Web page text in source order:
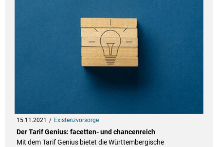
15.11.2021 Existenzvorsorge
Der Tarif Genius: facetten- und chancenreich
Mit dem Tarif Genius bietet die Württembergische